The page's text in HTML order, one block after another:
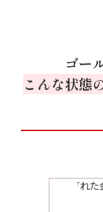
ゴー
こんな状態